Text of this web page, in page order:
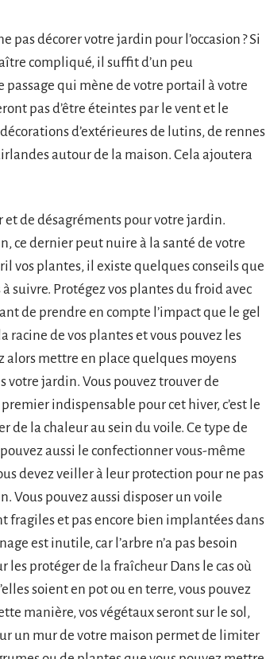
pas décorer votre jardin pour l’occasion ? Si
compliqué, il suffit d’un peu
passage qui mène de votre portail à votre
pas d’être éteintes par le vent et le
d’extérieures de lutins, de rennes
autour de la maison. Cela ajoutera